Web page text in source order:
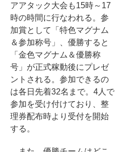
アアタック大会も15時～17
時の時間に行なわれる。参
加賞として「特色マグナム
＆参加称号」、優勝すると
「金色マグナム＆優勝称
号」が正式稼動後にプレゼ
ントされる。参加できるの
は各日先着32名まで。4人で
参加を受け付けており、整
理券配布時より受付を開始
する。